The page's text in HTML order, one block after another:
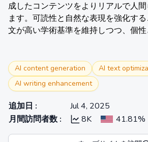
成したコンテンツをよりリアルで人
ます。可読性と自然な表現を強化す
文が高い学術基準を維持しつつ、個
AI content generation
AI text
AI writing enhancement
追加日 :
Jul 4, 2025
月間訪問者数: 8K 41.81%